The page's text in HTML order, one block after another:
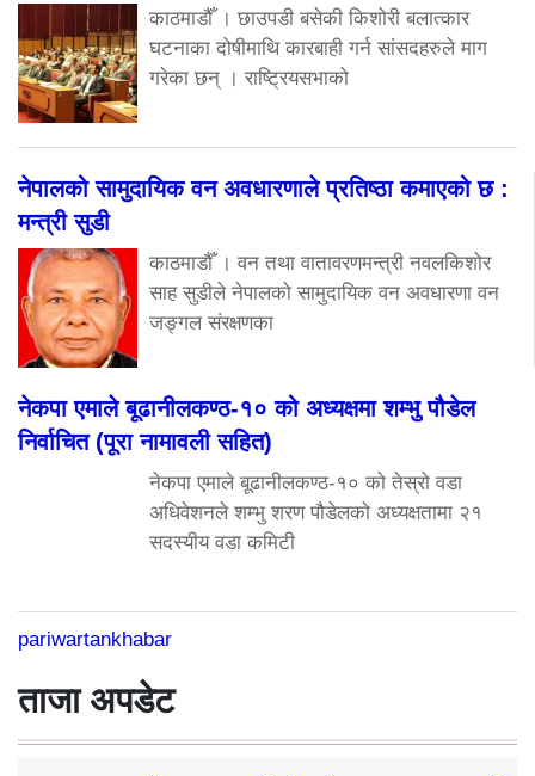
काठमाडौँ । छाउपडी बसेकी किशोरी बलात्कार
घटनाका दोषीमाथि कारबाही गर्न सांसदहरुले माग
गरेका छन् । राष्ट्रियसभाको
नेपालको सामुदायिक वन अवधारणाले प्रतिष्ठा कमाएको छ :
मन्त्री सुडी
काठमाडौँ । वन तथा वातावरणमन्त्री नवलकिशोर
साह सुडीले नेपालको सामुदायिक वन अवधारणा वन
जङ्गल संरक्षणका
नेकपा एमाले बूढानीलकण्ठ-१० को अध्यक्षमा शम्भु पौडेल
निर्वाचित (पूरा नामावली सहित)
नेकपा एमाले बूढानीलकण्ठ-१० को तेस्रो वडा
अधिवेशनले शम्भु शरण पौडेलको अध्यक्षतामा २१
सदस्यीय वडा कमिटी
pariwartankhabar
ताजा अपडेट